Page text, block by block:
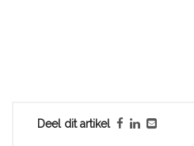
Deel dit artikel